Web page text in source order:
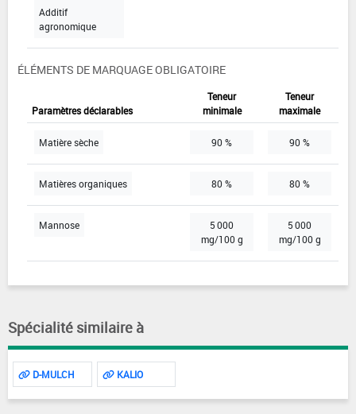
Additif
agronomique
ÉLÉMENTS DE MARQUAGE OBLIGATOIRE
Paramètres déclarables
Teneur
minimale
Teneur
maximale
Matière sèche 90 % 90 %
Matières organiques 80 % 80 %
Mannose
5 000
mg/100 g
5 000
mg/100 g
Spécialité similaire à
D-MULCH KALIO